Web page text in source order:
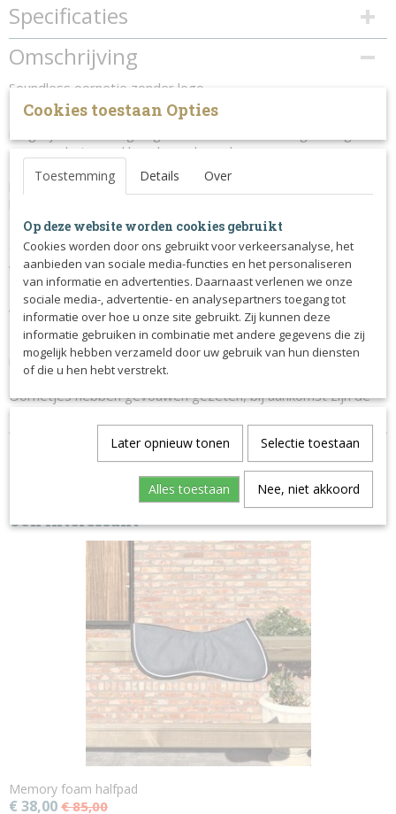
Specificaties
Productcode
198-2058
Omschrijving
Soundless oornetje zonder logo.
Dit soundless oornetje zorgt er voor dat geluiden zoveel
oren van het paard beschermd worden.
De oren zijn gemaakt van geluidsdempend materiaal,
hierdoor zijn paarden minder snel afgeleid en kunnen ze zich
Naast het het voordeel dat deze oornetjes geluid
tegenhouden zorgen ze er uiteraard ook voor dat er geen
vervelende insecten in de oren van het paard komen.
Het oornetje is stevig en van zeer goede kwaliteit.
Voorzien van een sierbies.
Let op: maat Full valt wat klein uit, niet geschikt voor paarden
met hele grote oren, neem dan maat XFull.
Oornetjes hebben gevouwen gezeten, bij aankomst zijn de
oren dus wat gekreukt.
Ook interessant
Memory foam halfpad
€ 38,00 € 85,00
Cookies toestaan Opties
Toestemming Details Over
Op deze website worden cookies gebruikt
Cookies worden door ons gebruikt voor verkeersanalyse, het
aanbieden van sociale media-functies en het personaliseren
van informatie en advertenties. Daarnaast verlenen we onze
sociale media-, advertentie- en analysepartners toegang tot
informatie over hoe u onze site gebruikt. Zij kunnen deze
informatie gebruiken in combinatie met andere gegevens die zij
mogelijk hebben verzameld door uw gebruik van hun diensten
of die u hen hebt verstrekt.
Later opnieuw tonen Selectie toestaan
Alles toestaan Nee, niet akkoord